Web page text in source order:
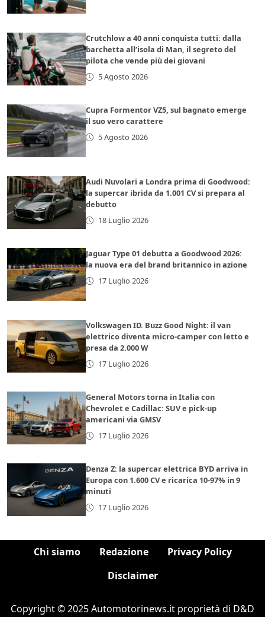
Crutchlow a 40 anni conquista tutti: dalla
barchetta all’isola di Man, il segreto del
pilota che vende più dei giovani
5 Agosto 2026
Cupra Formentor VZ5, sul bagnato emerge
il suo vero carattere
5 Agosto 2026
Audi Nuvolari a Londra prima di Goodwood:
la supercar ibrida da 1.001 CV si prepara al
debutto
18 Luglio 2026
Jaguar Type 01 debutta a Goodwood 2026:
la nuova era del brand britannico in azione
17 Luglio 2026
Volkswagen ID. Buzz Good Night: il van
elettrico diventa micro-camper con letto e
presa da 2.000 W
17 Luglio 2026
General Motors torna in Italia con
Chevrolet e Cadillac: SUV e pick-up
americani via GMSV
17 Luglio 2026
Denza Z: la supercar elettrica BYD arriva in
Europa con 1.600 CV e ricarica 10-97% in 9
minuti
17 Luglio 2026
Chi siamo Redazione
Privacy Policy
Disclaimer
Copyright © 2025 Automotorinews.it proprietà di D&D